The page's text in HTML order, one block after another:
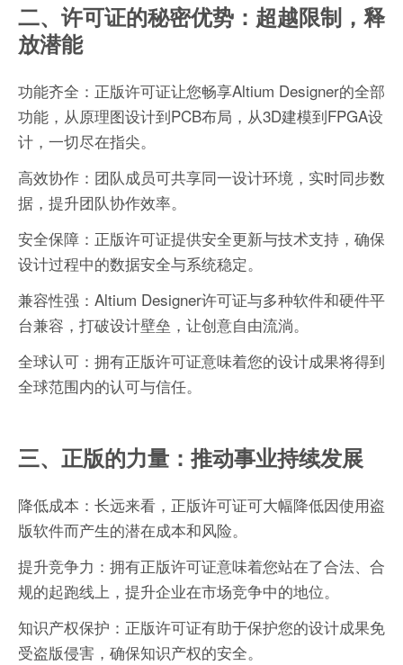
二、许可证的秘密优势：超越限制，释
放潜能
功能齐全：正版许可证让您畅享Altium Designer的全部
功能，从原理图设计到PCB布局，从3D建模到FPGA设
计，一切尽在指尖。
高效协作：团队成员可共享同一设计环境，实时同步数
据，提升团队协作效率。
安全保障：正版许可证提供安全更新与技术支持，确保
设计过程中的数据安全与系统稳定。
兼容性强：Altium Designer许可证与多种软件和硬件平
台兼容，打破设计壁垒，让创意自由流淌。
全球认可：拥有正版许可证意味着您的设计成果将得到
全球范围内的认可与信任。
三、正版的力量：推动事业持续发展
降低成本：长远来看，正版许可证可大幅降低因使用盗
版软件而产生的潜在成本和风险。
提升竞争力：拥有正版许可证意味着您站在了合法、合
规的起跑线上，提升企业在市场竞争中的地位。
知识产权保护：正版许可证有助于保护您的设计成果免
受盗版侵害，确保知识产权的安全。